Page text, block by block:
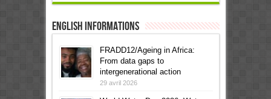
English informations
FRADD12/Ageing in Africa:
From data gaps to
intergenerational action
29 avril 2026